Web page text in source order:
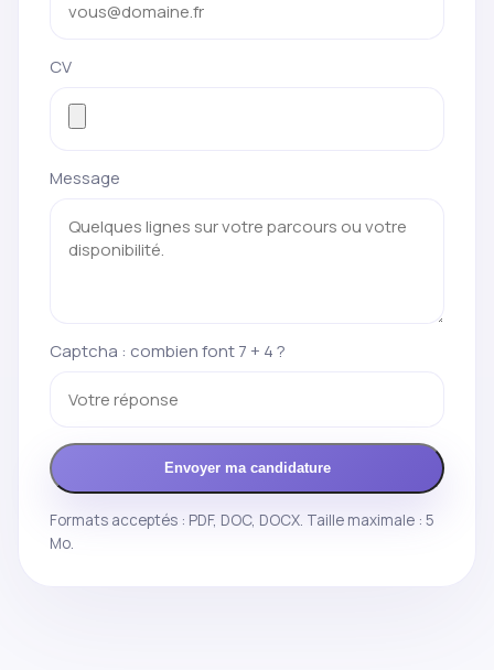
CV
Message
Captcha : combien font 7 + 4 ?
Envoyer ma candidature
Formats acceptés : PDF, DOC, DOCX. Taille maximale : 5
Mo.